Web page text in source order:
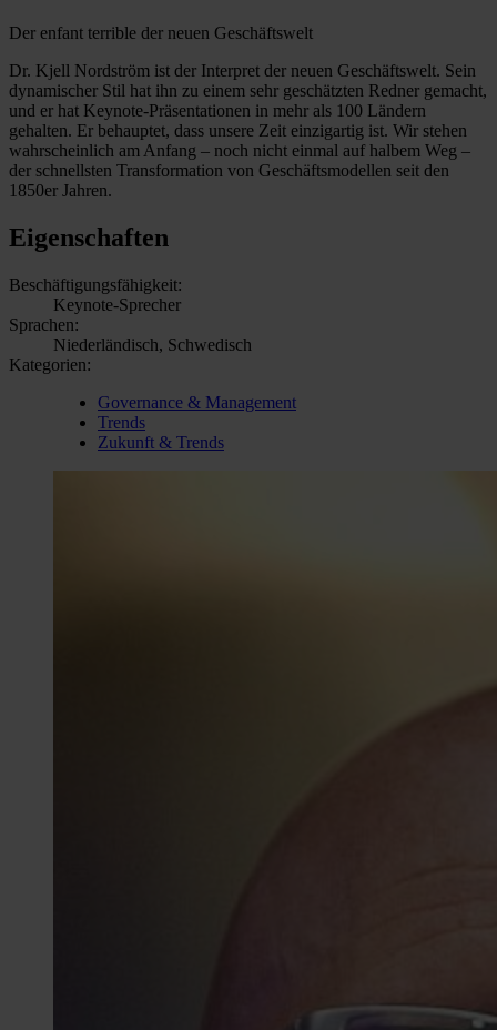
Der enfant terrible der neuen Geschäftswelt
Dr. Kjell Nordström ist der Interpret der neuen Geschäftswelt. Sein
dynamischer Stil hat ihn zu einem sehr geschätzten Redner gemacht,
und er hat Keynote-Präsentationen in mehr als 100 Ländern
gehalten. Er behauptet, dass unsere Zeit einzigartig ist. Wir stehen
wahrscheinlich am Anfang – noch nicht einmal auf halbem Weg –
der schnellsten Transformation von Geschäftsmodellen seit den
1850er Jahren.
Eigenschaften
Beschäftigungsfähigkeit:
Keynote-Sprecher
Sprachen:
Niederländisch, Schwedisch
Kategorien:
Governance & Management
Trends
Zukunft & Trends